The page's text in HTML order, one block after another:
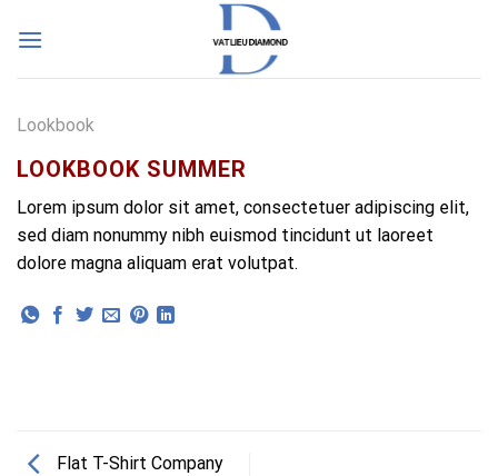
Lookbook
LOOKBOOK SUMMER
Lorem ipsum dolor sit amet, consectetuer adipiscing elit,
sed diam nonummy nibh euismod tincidunt ut laoreet
dolore magna aliquam erat volutpat.
Flat T-Shirt Company